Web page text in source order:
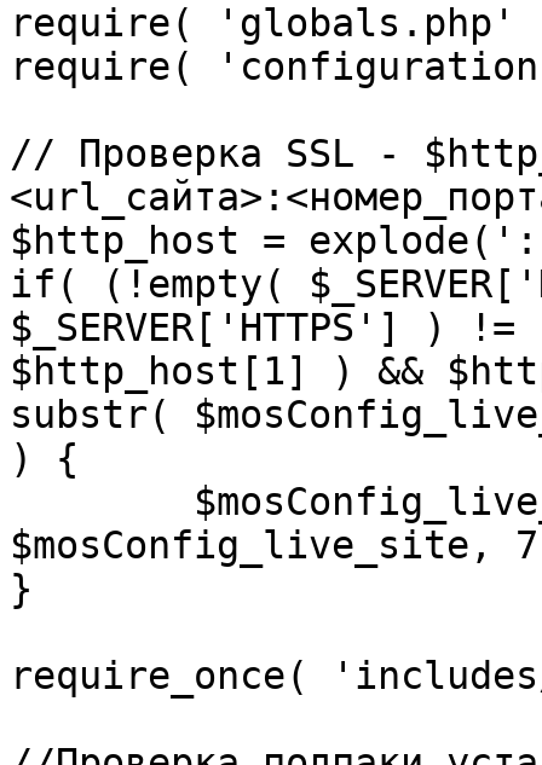
require(
require(
// Проверка SSL -
$http_host = explode(':',
if( (!empty(
$_SERVER['HTTPS']
$http_host[1] ) &&
substr(
) {
$mosConfig_live_site,
}
require_once(